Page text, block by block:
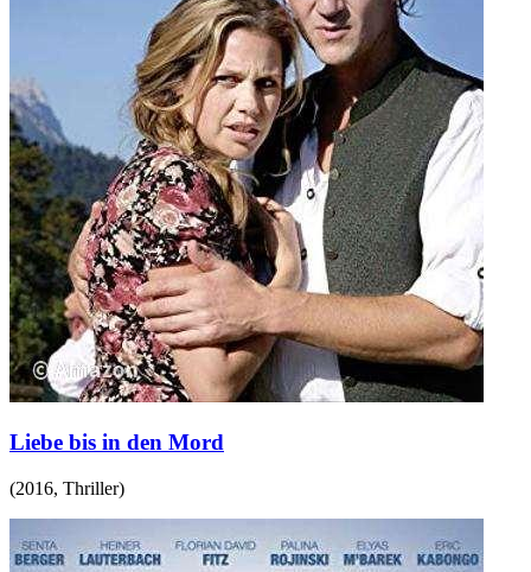
Liebe bis in den Mord
(2016, Thriller)